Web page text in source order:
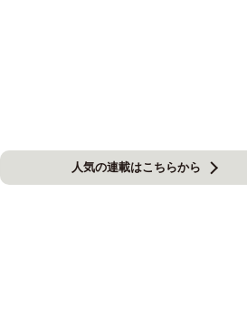
人気の連載はこちらから